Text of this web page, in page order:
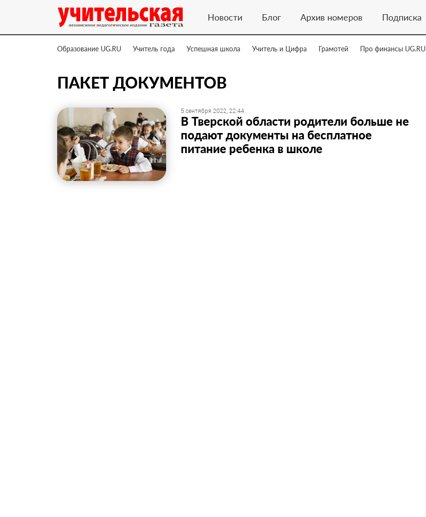
Новости Блог Архив номеров Подписка
Образование UG.RU Учитель года Успешная школа Учитель и Цифра Грамотей Про финансы UG.RU
ПАКЕТ ДОКУМЕНТОВ
5 сентября 2022, 22:44
В Тверской области родители больше не
подают документы на бесплатное
питание ребенка в школе